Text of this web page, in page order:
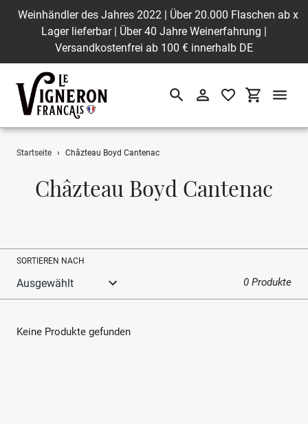
Direkt
Weinhändler des Jahres 2022 | Über 20.000 Flaschen ab
Lager lieferbar | Über 40 Jahre Weinerfahrung |
Versandkostenfrei ab 100 € innerhalb DE
x
SuchenEinloggen
Startseite › Châzteau Boyd Cantenac
S
m
l
n
Châzteau Boyd Cantenac
SORTIEREN NACH
0 Produkte
Keine Produkte gefunden